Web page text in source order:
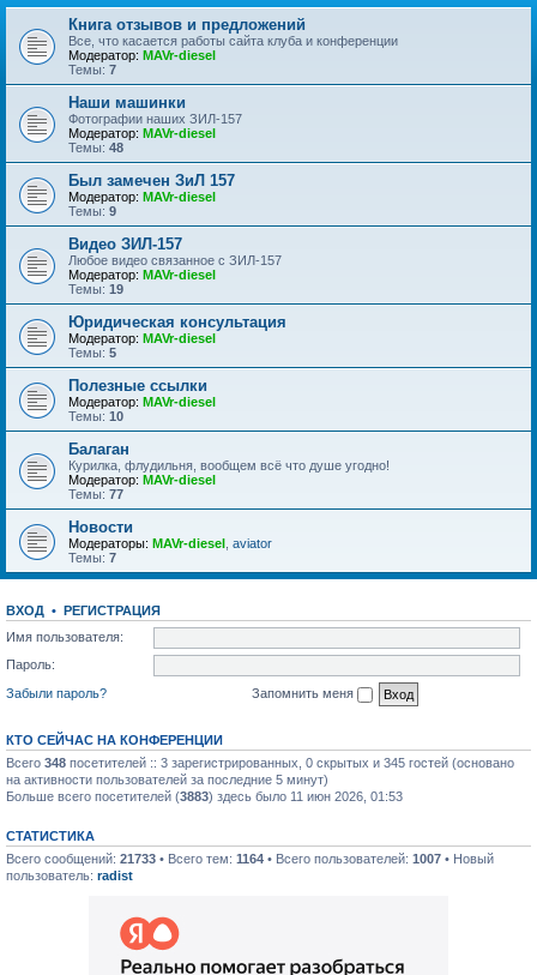
Книга отзывов и предложений
Все, что касается работы сайта клуба и конференции
Модератор: MAVr-diesel
Темы: 7
Наши машинки
Фотографии наших ЗИЛ-157
Модератор: MAVr-diesel
Темы: 48
Был замечен ЗиЛ 157
Модератор: MAVr-diesel
Темы: 9
Видео ЗИЛ-157
Любое видео связанное с ЗИЛ-157
Модератор: MAVr-diesel
Темы: 19
Юридическая консультация
Модератор: MAVr-diesel
Темы: 5
Полезные ссылки
Модератор: MAVr-diesel
Темы: 10
Балаган
Курилка, флудильня, вообщем всё что душе угодно!
Модератор: MAVr-diesel
Темы: 77
Новости
Модераторы: MAVr-diesel aviator
Темы: 7
ВХОД • РЕГИСТРАЦИЯ
Имя пользователя:
Пароль:
Забыли пароль?
Запомнить меня
КТО СЕЙЧАС НА КОНФЕРЕНЦИИ
Всего 348 посетителей :: 3 зарегистрированных, 0 скрытых и 345 гостей (основано
на активности пользователей за последние 5 минут)
Больше всего посетителей (3883) здесь было 11 июн 2026, 01:53
СТАТИСТИКА
Всего сообщений: 21733 • Всего тем: 1164 • Всего пользователей: 1007 • Новый
пользователь: radist